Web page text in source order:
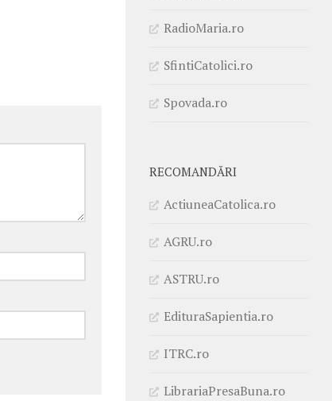
RadioMaria.ro
SfintiCatolici.ro
Spovada.ro
RECOMANDĂRI
ActiuneaCatolica.ro
AGRU.ro
ASTRU.ro
EdituraSapientia.ro
ITRC.ro
LibrariaPresaBuna.ro